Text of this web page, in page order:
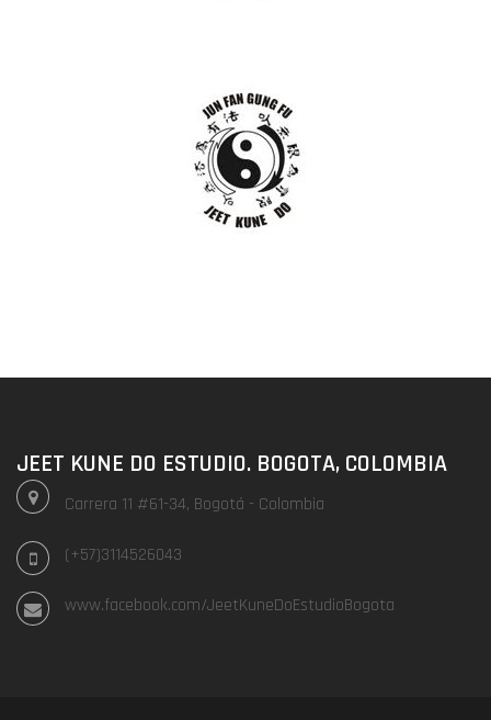
JEET KUNE DO ESTUDIO. BOGOTA, COLOMBIA
Carrera 11 #61-34, Bogotá - Colombia
(+57)3114526043
www.facebook.com/JeetKuneDoEstudioBogota